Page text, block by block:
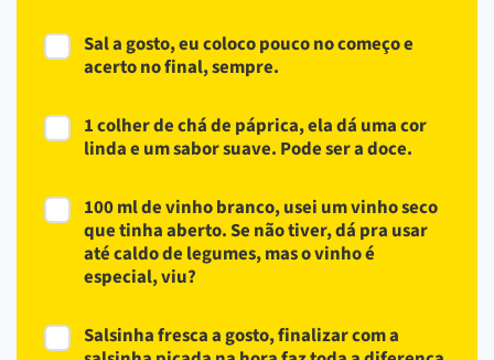
Sal a gosto, eu coloco pouco no começo e
acerto no final, sempre.
1 colher de chá de páprica, ela dá uma cor
linda e um sabor suave. Pode ser a doce.
100 ml de vinho branco, usei um vinho seco
que tinha aberto. Se não tiver, dá pra usar
até caldo de legumes, mas o vinho é
especial, viu?
Salsinha fresca a gosto, finalizar com a